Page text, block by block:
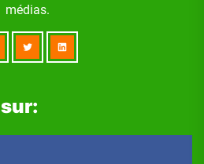
médias.